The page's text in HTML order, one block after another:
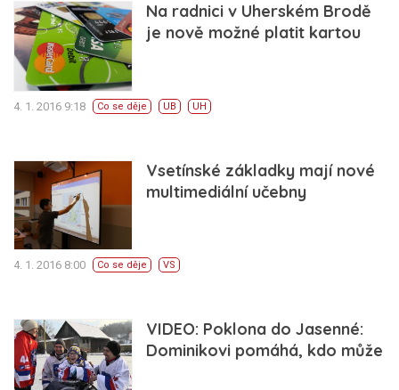
Na radnici v Uherském Brodě
je nově možné platit kartou
4. 1. 2016 9:18 Co se děje UB UH
Vsetínské základky mají nové
multimediální učebny
4. 1. 2016 8:00 Co se děje VS
VIDEO: Poklona do Jasenné:
Dominikovi pomáhá, kdo může